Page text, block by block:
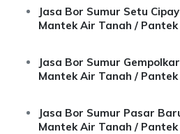
Jasa Bor Sumur Setu
Mantek Air Tanah /
Jasa Bor Sumur
Mantek Air Tanah /
Jasa Bor Sumur Pasar
Mantek Air Tanah /